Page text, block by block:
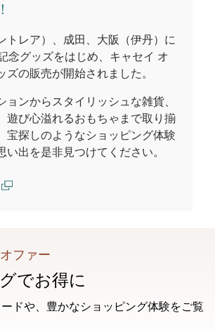
トレア）、成田、大阪（伊丹）に
念グッズをはじめ、キャセイ オ
ズの販売が開始されました。
ョンからスタイリッシュな雑貨、
遊び心溢れるおもちゃまで取り揃
宝探しのようなショッピング体験
い出を是非見つけてください。
ファー
でお得に
ドや、豊かなショッピング体験をご覧